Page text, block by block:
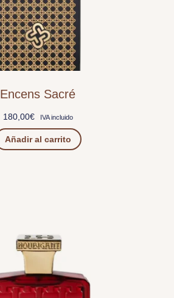
Encens Sacré
180,00€ IVA incluido
Añadir al carrito